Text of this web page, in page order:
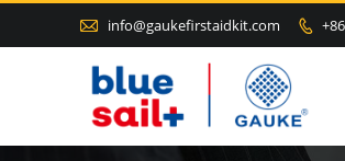
 info@gaukefirstaidkit.com 